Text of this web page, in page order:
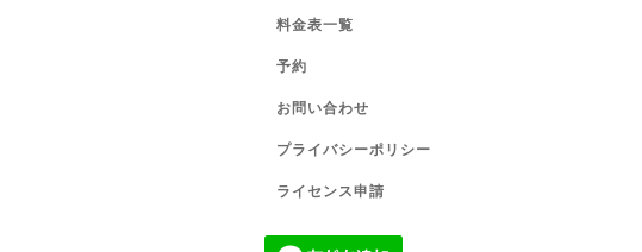
料金表一覧
予約
お問い合わせ
プライバシーポリシー
ライセンス申請